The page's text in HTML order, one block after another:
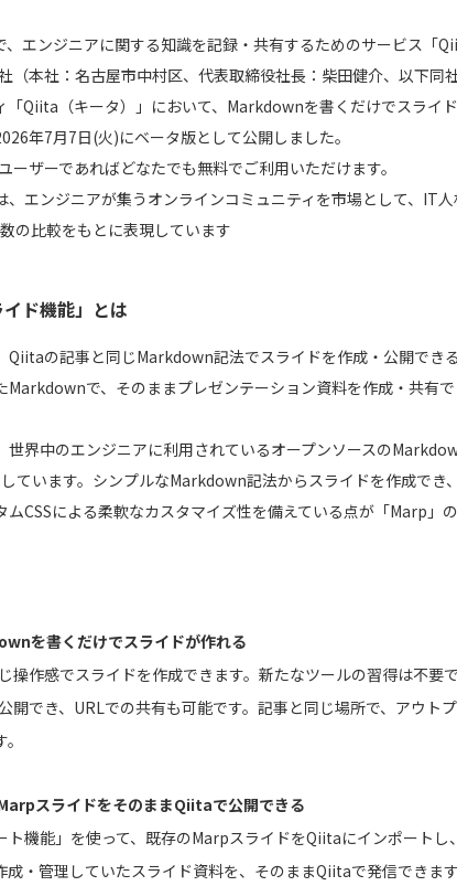
、エンジニアに関する知識を記録・共有するためのサービス「
（本社：名古屋市中村区、代表取締役社長：柴田健介、以下同
「Qiita（キータ）」において、Markdownを書くだけでスライ
年7月7日(火)にベータ版として公開しました。
ザーであればどなたでも無料でご利用いただけます。
エンジニアが集うオンラインコミュニティを市場として、IT
の比較をもとに表現しています
ド機能」とは
Qiitaの記事と同じMarkdown記法でスライドを作成・公開でき
Markdownで、そのままプレゼンテーション資料を作成・共有で
世界中のエンジニアに利用されているオープンソースの
しています。シンプルなMarkdown記法からスライドを作成でき
CSSによる柔軟なカスタマイズ性を備えている点が「Marp」の
を書くだけでスライドが作れる
操作感でスライドを作成できます。新たなツールの習得は不要
開でき、URLでの共有も可能です。記事と同じ場所で、アウト
MarpスライドをそのままQiitaで公開できる
ト機能」を使って、既存のMarpスライドをQiitaにインポートし
・管理していたスライド資料を、そのままQiitaで発信できます